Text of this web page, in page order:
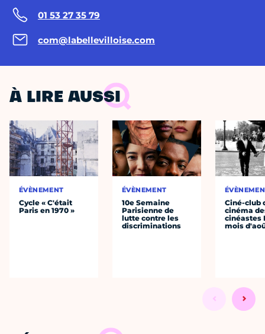
01 53 27 35 79
com@labellevilloise.com
À LIRE AUSSI
ÉVÈNEMENT
Cycle « C'était
Paris en 1970 »
ÉVÈNEMENT
10e Semaine
Parisienne de
lutte contre les
discriminations
Ciné-club
cinéma
cinéastes
mois